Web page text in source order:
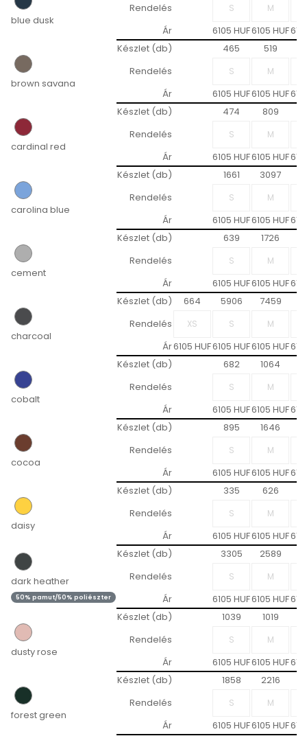
blue dusk
Rendelés
Ár
6105 HUF6105 HUF
brown savana
Készlet (db) 465 519
Rendelés
Ár
6105 HUF6105 HUF
cardinal red
Készlet (db) 474 809
Rendelés
Ár
6105 HUF6105 HUF
carolina blue
Készlet (db) 1661 3097
Rendelés
Ár
6105 HUF6105 HUF
cement
Készlet (db) 639 1726
Rendelés
Ár
6105 HUF6105 HUF
charcoal
Készlet (db) 664 5906 7459
Rendelés
Ár6105 HUF6105 HUF6105 HUF
cobalt
Készlet (db) 682 1064
Rendelés
Ár
6105 HUF6105 HUF
cocoa
Készlet (db) 895 1646
Rendelés
Ár
6105 HUF6105 HUF
daisy
Készlet (db) 335 626
Rendelés
Ár
6105 HUF6105 HUF
dark heather
50% pamut/50% poliészter
Készlet (db) 3305 2589
Rendelés
Ár
6105 HUF6105 HUF
dusty rose
Készlet (db) 1039 1019
Rendelés
Ár
6105 HUF6105 HUF
forest green
Készlet (db) 1858 2216
Rendelés
Ár
6105 HUF6105 HUF